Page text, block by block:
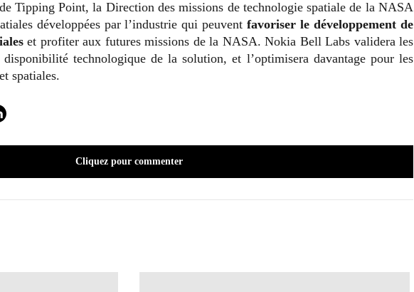
Tipping Point, la Direction des missions de technologie spatiale de la NASA
développées par l’industrie qui peuventfavoriser le développement de
et profiter aux futures missions de la NASA. Nokia Bell Labs validera les
technologique de la solution, et l’optimisera davantage pour les
spatiales.
Cliquez pour commenter